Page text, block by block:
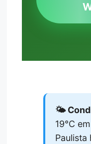
🌤️
19°C
Paulista